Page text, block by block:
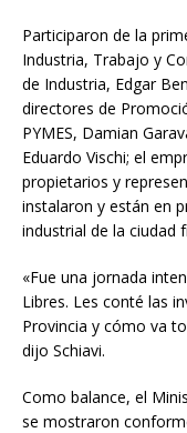
Participaron de la
Industria, Trabajo y
de Industria, Edgar
directores de
PYMES, Damian
Eduardo Vischi; el
propietarios y
instalaron y están en
industrial de la ciudad
«Fue una jornada
Libres. Les conté las
Provincia y cómo va
dijo Schiavi.
Como balance, el
se mostraron